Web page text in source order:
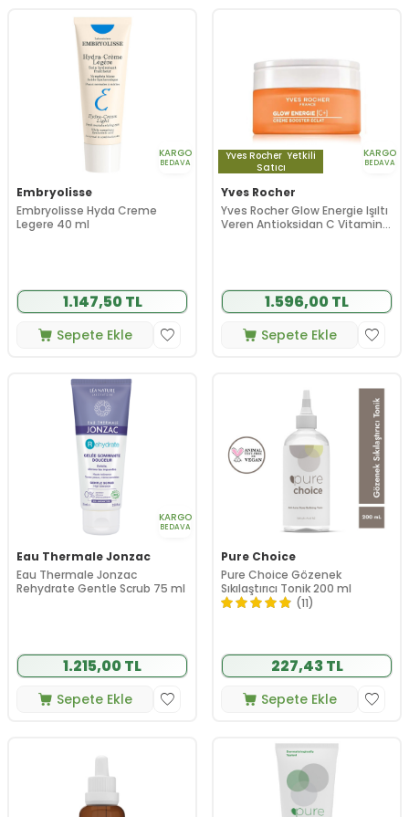
KARGO
BEDAVA
Embryolisse
Embryolisse Hyda Creme
Legere 40 ml
1.147,50 TL
Sepete Ekle
Yves Rocher Yetkili
Satıcı
KARGO
BEDAVA
Yves Rocher
Yves Rocher Glow Energie Işıltı
Veren Antioksidan C Vitamini
1.596,00 TL
Sepete Ekle
KARGO
BEDAVA
Eau Thermale Jonzac
Eau Thermale Jonzac
Rehydrate Gentle Scrub 75 ml
1.215,00 TL
Sepete Ekle
Pure Choice
Pure Choice Gözenek
Sıkılaştırıcı Tonik 200 ml
(11)
227,43 TL
Sepete Ekle